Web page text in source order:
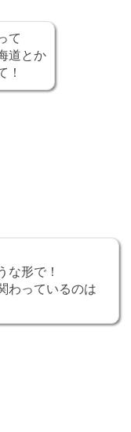
て
道とか
！
な形で！
わっているのは